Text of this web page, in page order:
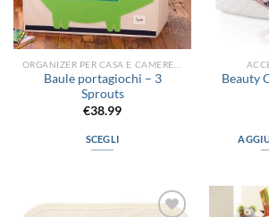
Baule portagiochi – 3
Sprouts
€38.99
SCEGLI
Beauty